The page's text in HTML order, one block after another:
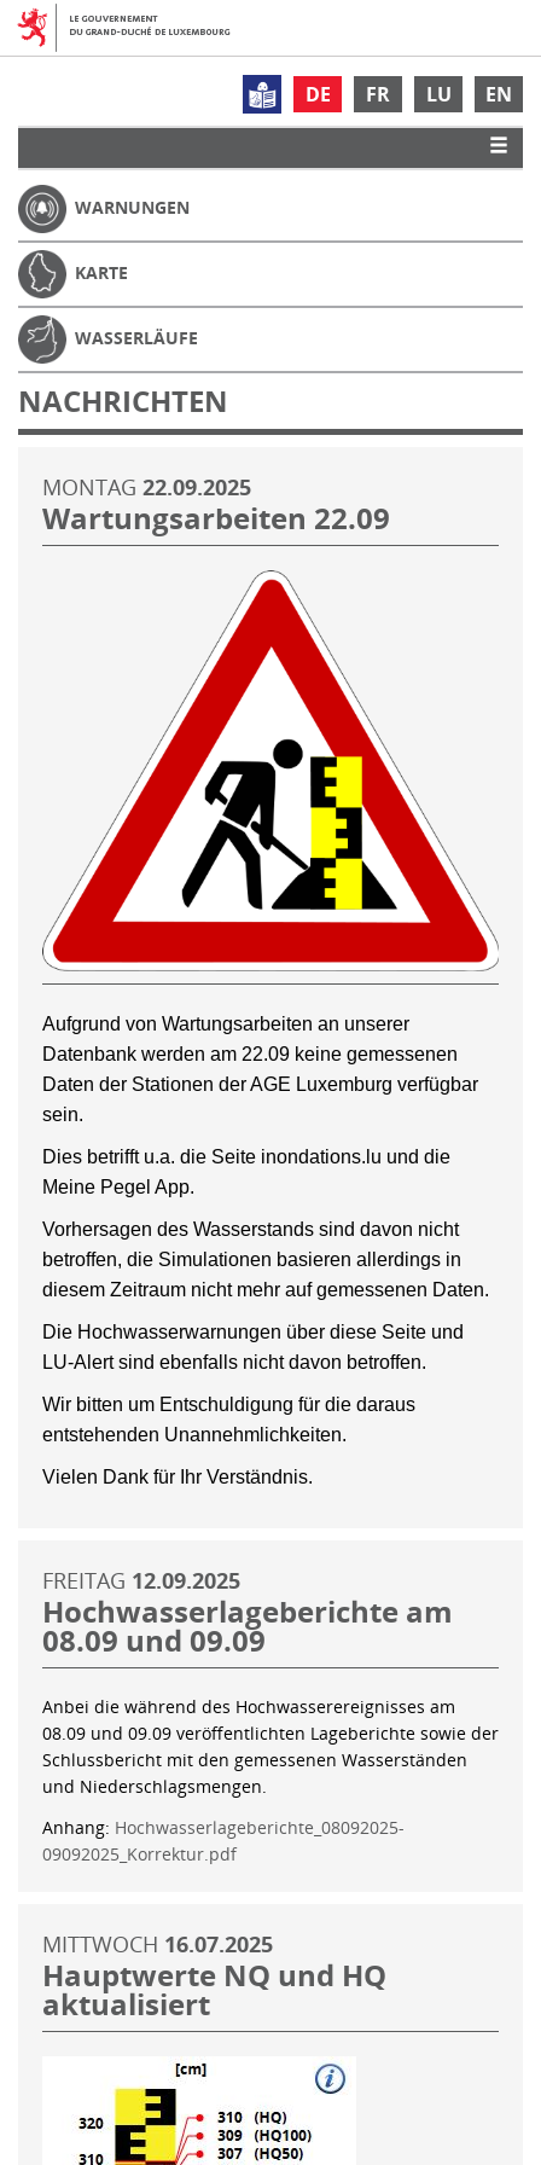
DE FR LU EN
WARNUNGEN
KARTE
WASSERLÄUFE
NACHRICHTEN
MONTAG 22.09.2025
Wartungsarbeiten 22.09
Aufgrund von Wartungsarbeiten an unserer
Datenbank werden am 22.09 keine gemessenen
Daten der Stationen der AGE Luxemburg verfügbar
sein.
Dies betrifft u.a. die Seite inondations.lu und die
Meine Pegel App.
Vorhersagen des Wasserstands sind davon nicht
betroffen, die Simulationen basieren allerdings in
diesem Zeitraum nicht mehr auf gemessenen Daten.
Die Hochwasserwarnungen über diese Seite und
LU-Alert sind ebenfalls nicht davon betroffen.
Wir bitten um Entschuldigung für die daraus
entstehenden Unannehmlichkeiten.
Vielen Dank für Ihr Verständnis.
FREITAG 12.09.2025
Hochwasserlageberichte am
08.09 und 09.09
Anbei die während des Hochwasserereignisses am
08.09 und 09.09 veröffentlichten Lageberichte sowie der
Schlussbericht mit den gemessenen Wasserständen
und Niederschlagsmengen.
Anhang: Hochwasserlageberichte_08092025-
09092025_Korrektur.pdf
MITTWOCH 16.07.2025
Hauptwerte NQ und HQ
aktualisiert